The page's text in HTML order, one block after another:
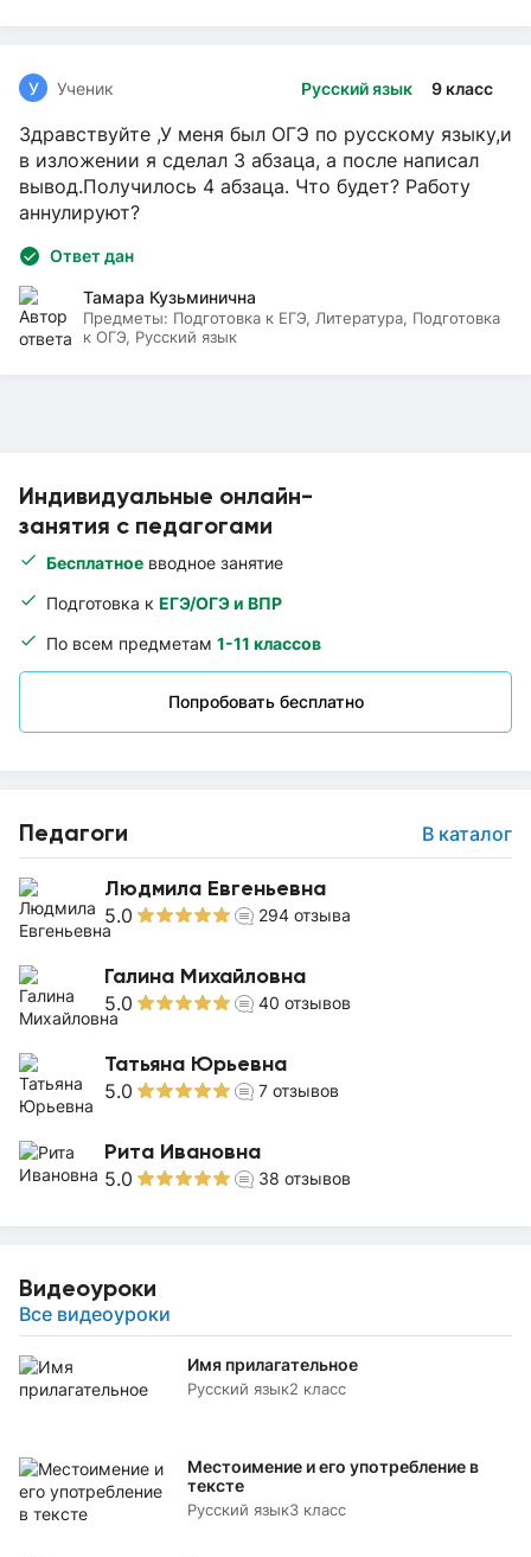
Индивидуальные онлайн-
занятия с педагогами
Бесплатное вводное занятие
Подготовка к ЕГЭ/ОГЭ и ВПР
По всем предметам 1-11 классов
Попробовать бесплатно
Педагоги В каталог
Людмила Евгеньевна
5.0 294 отзыва
Галина Михайловна
5.0 40 отзывов
Татьяна Юрьевна
5.0 7 отзывов
Рита Ивановна
5.0 38 отзывов
Видеоуроки
Все видеоуроки
Имя прилагательное
Русский язык2 класс
Местоимение и его употребление в
тексте
Русский язык3 класс
Русский язык 9 класс
У Ученик
Здравствуйте ,У меня был ОГЭ по русскому языку,и
в изложении я сделал 3 абзаца, а после написал
вывод.Получилось 4 абзаца. Что будет? Работу
аннулируют?
Ответ дан
Тамара Кузьминична
Предметы: Подготовка к ЕГЭ, Литература, Подготовка
к ОГЭ, Русский язык